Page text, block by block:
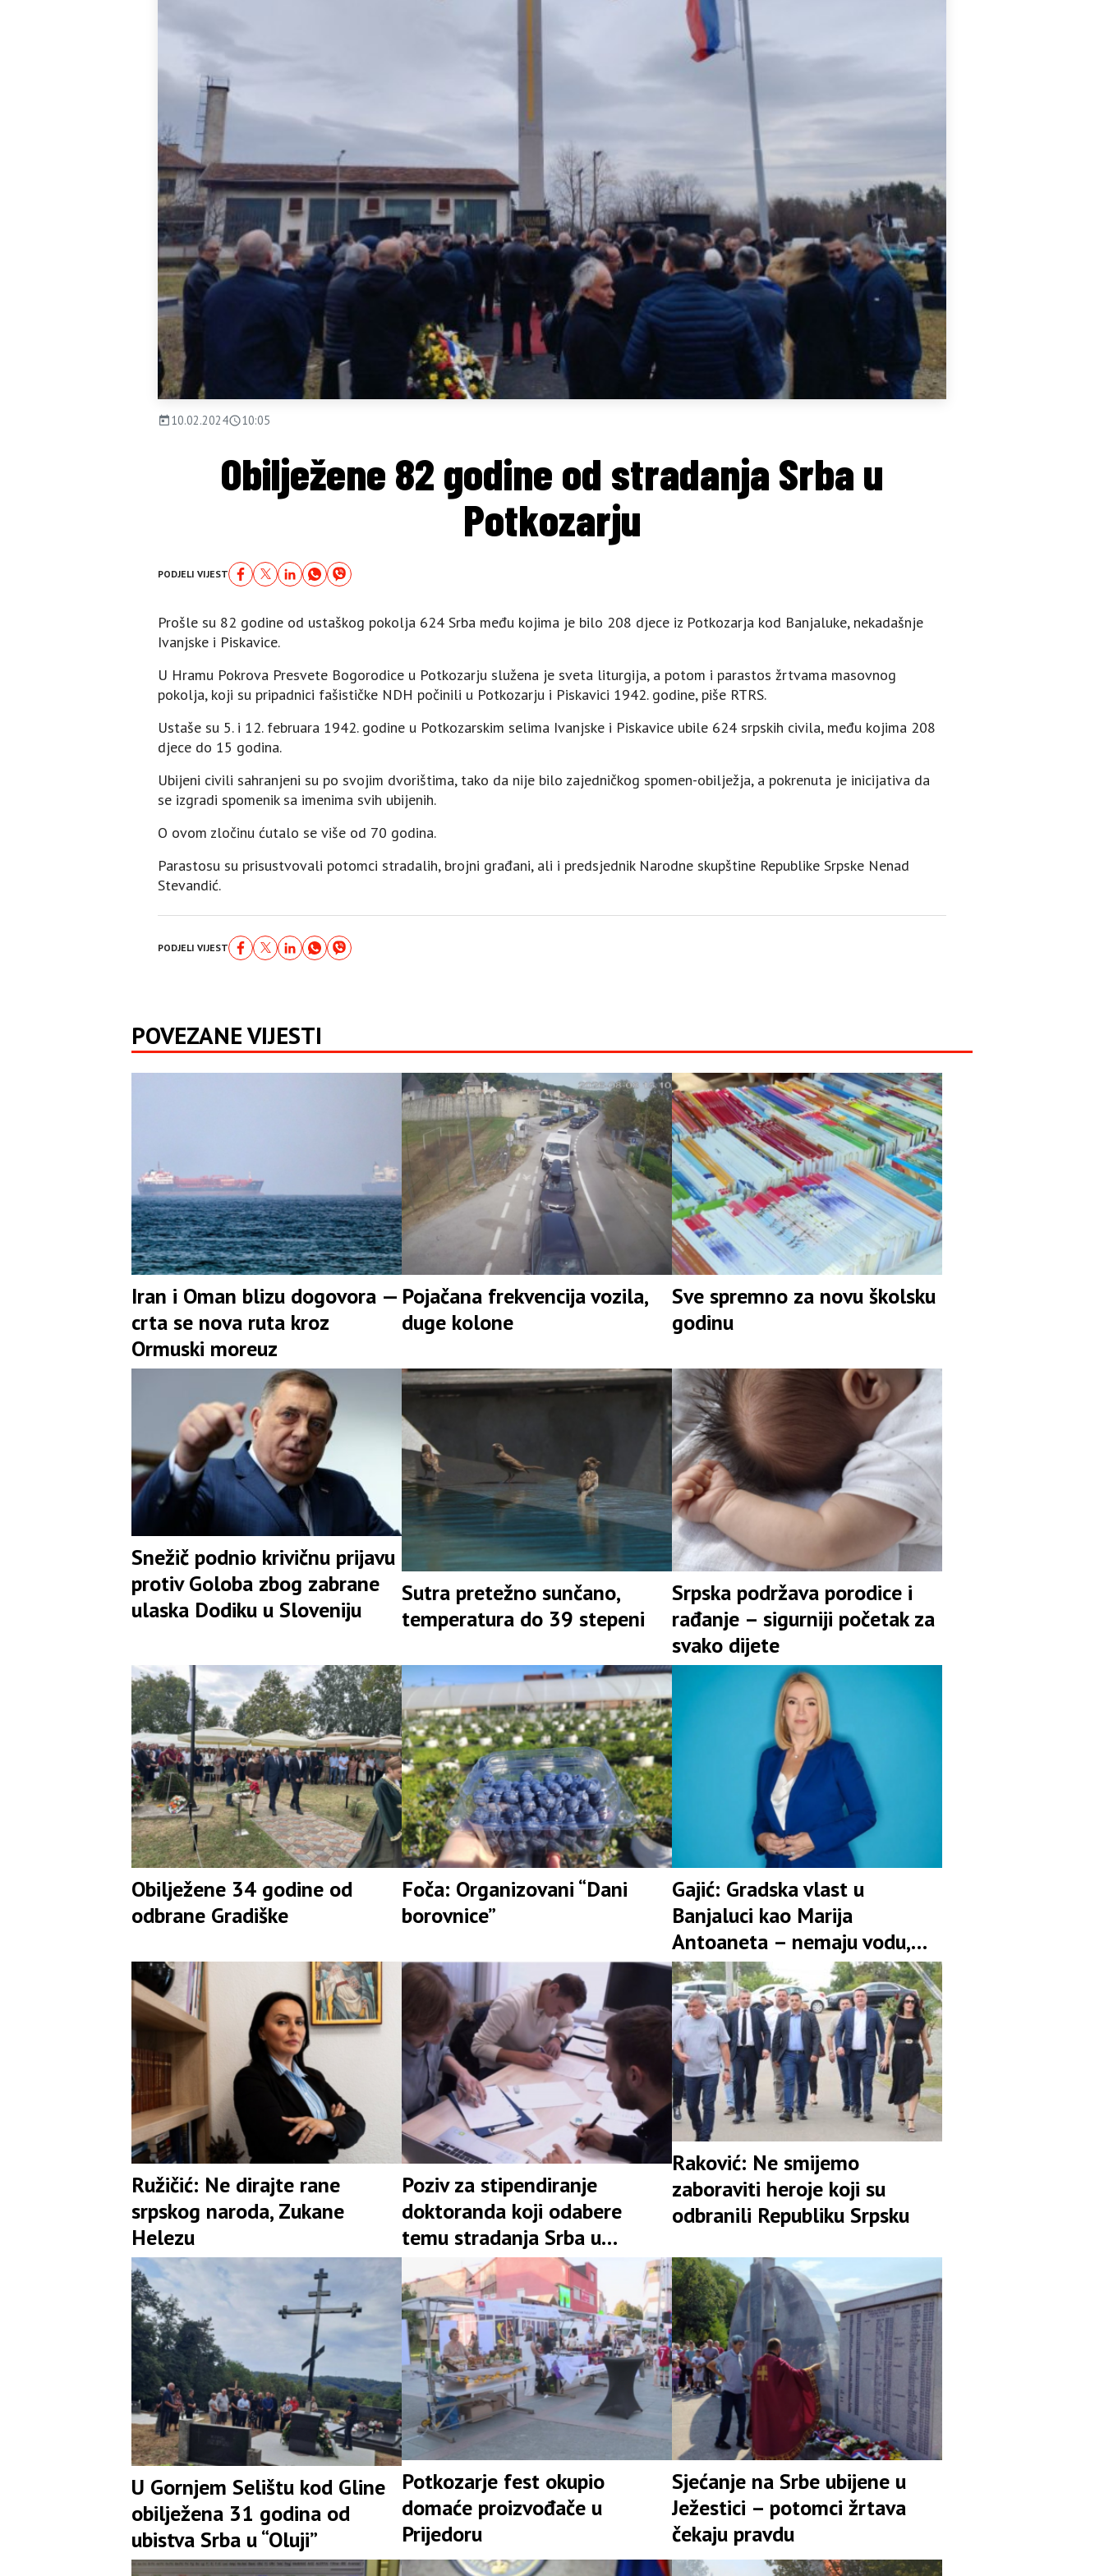
10.02.2024 10:05
Obilježene 82 godine od stradanja Srba u
Potkozarju
PODJELI VIJEST
Prošle su 82 godine od ustaškog pokolja 624 Srba među kojima je bilo 208 djece iz Potkozarja kod Banjaluke, nekadašnje
Ivanjske i Piskavice.
U Hramu Pokrova Presvete Bogorodice u Potkozarju služena je sveta liturgija, a potom i parastos žrtvama masovnog
pokolja, koji su pripadnici fašističke NDH počinili u Potkozarju i Piskavici 1942. godine, piše RTRS.
Ustaše su 5. i 12. februara 1942. godine u Potkozarskim selima Ivanjske i Piskavice ubile 624 srpskih civila, među kojima 208
djece do 15 godina.
Ubijeni civili sahranjeni su po svojim dvorištima, tako da nije bilo zajedničkog spomen-obilježja, a pokrenuta je inicijativa da
se izgradi spomenik sa imenima svih ubijenih.
O ovom zločinu ćutalo se više od 70 godina.
Parastosu su prisustvovali potomci stradalih, brojni građani, ali i predsjednik Narodne skupštine Republike Srpske Nenad
Stevandić.
PODJELI VIJEST
POVEZANE VIJESTI
Iran i Oman blizu dogovora —
crta se nova ruta kroz
Ormuski moreuz
Pojačana frekvencija vozila,
duge kolone
Sve spremno za novu školsku
godinu
Snežič podnio krivičnu prijavu
protiv Goloba zbog zabrane
ulaska Dodiku u Sloveniju
Sutra pretežno sunčano,
temperatura do 39 stepeni
Srpska podržava porodice i
rađanje – sigurniji početak za
svako dijete
Obilježene 34 godine od
odbrane Gradiške
Foča: Organizovani “Dani
borovnice”
Gajić: Gradska vlast u
Banjaluci kao Marija
Antoaneta – nemaju vodu,
dajte im besplatan ulaz na
bazen
Ružičić: Ne dirajte rane
srpskog naroda, Zukane
Helezu
Poziv za stipendiranje
doktoranda koji odabere
temu stradanja Srba u
Hrvatskoj
Raković: Ne smijemo
zaboraviti heroje koji su
odbranili Republiku Srpsku
U Gornjem Selištu kod Gline
obilježena 31 godina od
ubistva Srba u “Oluji”
Potkozarje fest okupio
domaće proizvođače u
Prijedoru
Sjećanje na Srbe ubijene u
Ježestici – potomci žrtava
čekaju pravdu